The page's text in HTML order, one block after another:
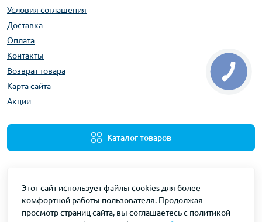
Условия соглашения
Доставка
Оплата
Контакты
Возврат товара
Карта сайта
Акции
Каталог товаров
Этот сайт использует файлы cookies для более
комфортной работы пользователя. Продолжая
просмотр страниц сайта, вы соглашаетесь с политикой